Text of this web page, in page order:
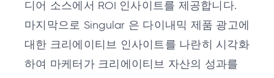
디어 소스에서 ROI 인사이트를 제공합니다.
마지막으로 Singular 은 다이내믹 제품 광고에
대한 크리에이티브 인사이트를 나란히 시각화
하여 마케터가 크리에이티브 자산의 성과를